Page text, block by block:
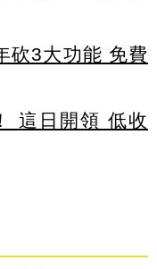
砍3大功能 免費
這日開領 低收